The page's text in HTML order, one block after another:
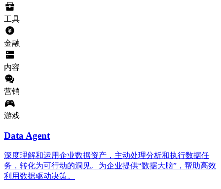
工具
金融
内容
营销
游戏
Data Agent
深度理解和运用企业数据资产，主动处理分析和执行数据任
务，转化为可行动的洞见。为企业提供“数据大脑”，帮助高效
利用数据驱动决策。